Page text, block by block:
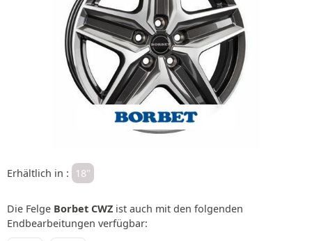
Erhältlich in : 18"
Die Felge Borbet CWZ ist auch mit den folgenden
Endbearbeitungen verfügbar: